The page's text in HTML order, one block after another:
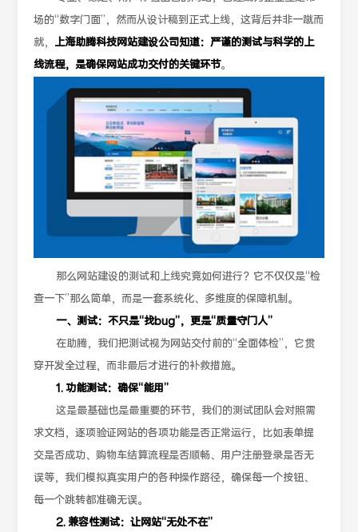
场的“数字门面”，然而从设计稿到正式上线，这背后并非一蹴而
就， 上海助腾科技网站建设公司知道：严谨的测试与科学的上
线流程，是确保网站成功交付的关键环节。
那么网站建设的测试和上线究竟如何进行？它不仅仅是“检
查一下”那么简单，而是一套系统化、多维度的保障机制。
一、测试：不只是“找bug”，更是“质量守门人”
在助腾，我们把测试视为网站交付前的“全面体检”，它贯
穿开发全过程，而非最后才进行的补救措施。
1. 功能测试：确保“能用”
这是最基础也是最重要的环节，我们的测试团队会对照需
求文档，逐项验证网站的各项功能是否正常运行，比如表单提
交是否成功、购物车结算流程是否顺畅、用户注册登录是否无
误等，我们模拟真实用户的各种操作路径，确保每一个按钮、
每一个跳转都准确无误。
2. 兼容性测试：让网站“无处不在”